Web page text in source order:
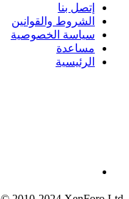
إتصل بنا
الشروط والقوانين
سياسة الخصوصية
مساعدة
الرئيسية